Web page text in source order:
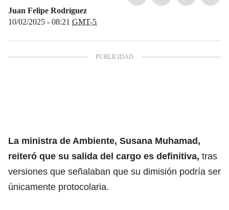
Juan Felipe Rodríguez
10/02/2025 - 08:21 GMT-5
La ministra de Ambiente, Susana Muhamad,
reiteró que su salida del cargo es definitiva, tras
versiones que señalaban que su dimisión podría ser
únicamente protocolaria.